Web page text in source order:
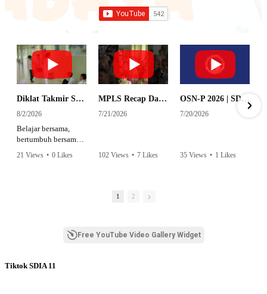
Diklat Takmir SDI Al Azhar 11 Surabaya
8/2/2026
Belajar bersama,
bertumbuh bersama,
amanah.
mencetak pemimpin-
bertanggung jawab,
21 Views • 0 Likes
MPLS Recap Day 1 - SDI Al Azhar 11 Surabaya
7/21/2026
102 Views • 7 Likes
OSN-P 2026 | SD - 20533043 - SD ISLAM AL AZHAR 11 SURABAYA | IPA
7/20/2026
35 Views • 1 Likes
1 2
Free YouTube Video Gallery Widget
Tiktok SDIA 11